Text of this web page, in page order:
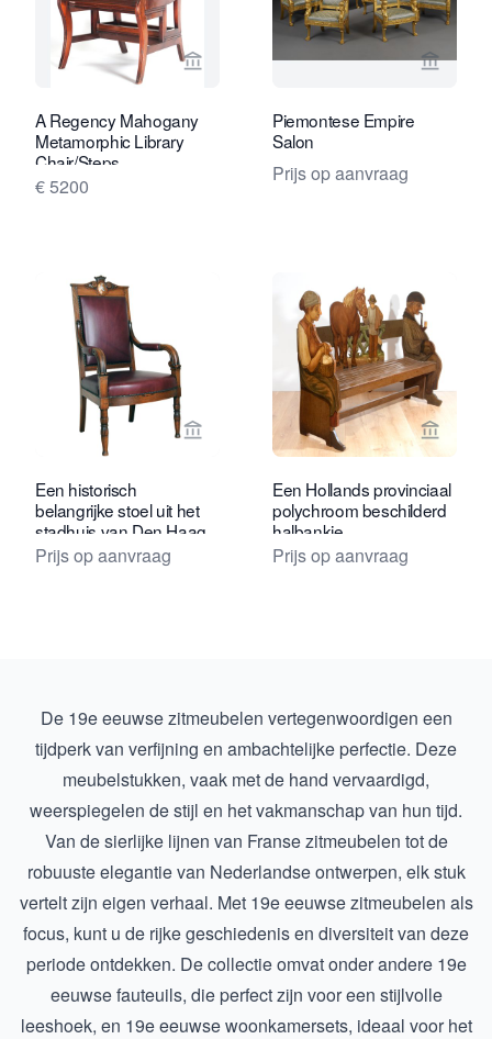
Bekijk verkoperspagina van Van Nie
A Regency Mahogany
Metamorphic Library
Chair/Steps
€ 5200
Bekijk
Piemontese Empire
Salon
Prijs op aanvraag
Bekijk verkoperspagina van
Een historisch
belangrijke stoel uit het
stadhuis van Den Haag.
Prijs op aanvraag
Bekijk
Een Hollands provinciaal
polychroom beschilderd
halbankje
Prijs op aanvraag
De 19e eeuwse zitmeubelen vertegenwoordigen een
tijdperk van verfijning en ambachtelijke perfectie. Deze
meubelstukken, vaak met de hand vervaardigd,
weerspiegelen de stijl en het vakmanschap van hun tijd.
Van de sierlijke lijnen van Franse zitmeubelen tot de
robuuste elegantie van Nederlandse ontwerpen, elk stuk
vertelt zijn eigen verhaal. Met 19e eeuwse zitmeubelen als
focus, kunt u de rijke geschiedenis en diversiteit van deze
periode ontdekken. De collectie omvat onder andere 19e
eeuwse fauteuils, die perfect zijn voor een stijlvolle
leeshoek, en 19e eeuwse woonkamersets, ideaal voor het